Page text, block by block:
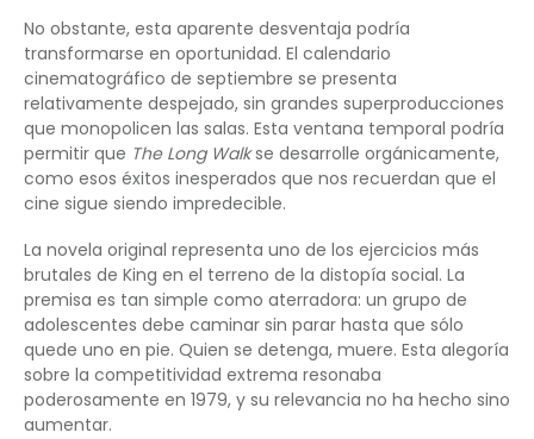
No obstante, esta aparente desventaja podría
transformarse en oportunidad. El calendario
cinematográfico de septiembre se presenta
relativamente despejado, sin grandes superproducciones
que monopolicen las salas. Esta ventana temporal podría
permitir que The Long Walkse desarrolle orgánicamente,
como esos éxitos inesperados que nos recuerdan que el
cine sigue siendo impredecible.
La novela original representa uno de los ejercicios más
brutales de King en el terreno de la distopía social. La
premisa es tan simple como aterradora: un grupo de
adolescentes debe caminar sin parar hasta que sólo
quede uno en pie. Quien se detenga, muere. Esta alegoría
sobre la competitividad extrema resonaba
poderosamente en 1979, y su relevancia no ha hecho sino
aumentar.